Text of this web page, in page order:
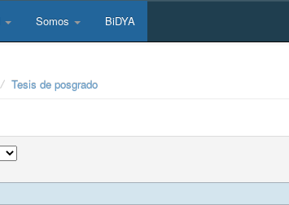
Somos BiDYA
Tesis de posgrado